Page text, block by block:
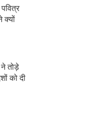
क्यों
तोड़े
को दी